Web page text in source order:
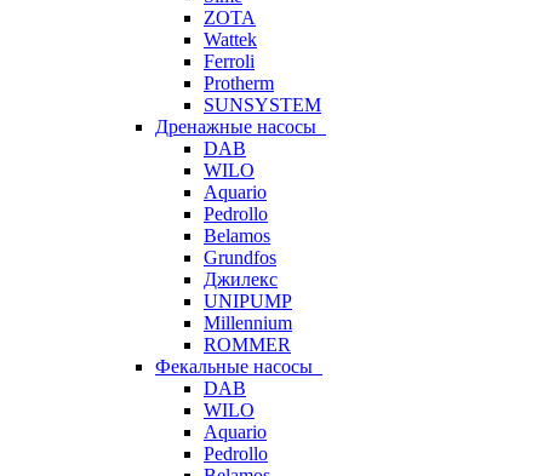
ZOTA
Wattek
Ferroli
Protherm
SUNSYSTEM
Дренажные насосы
DAB
WILO
Aquario
Pedrollo
Belamos
Grundfos
Джилекс
UNIPUMP
Millennium
ROMMER
Фекальные насосы
DAB
WILO
Aquario
Pedrollo